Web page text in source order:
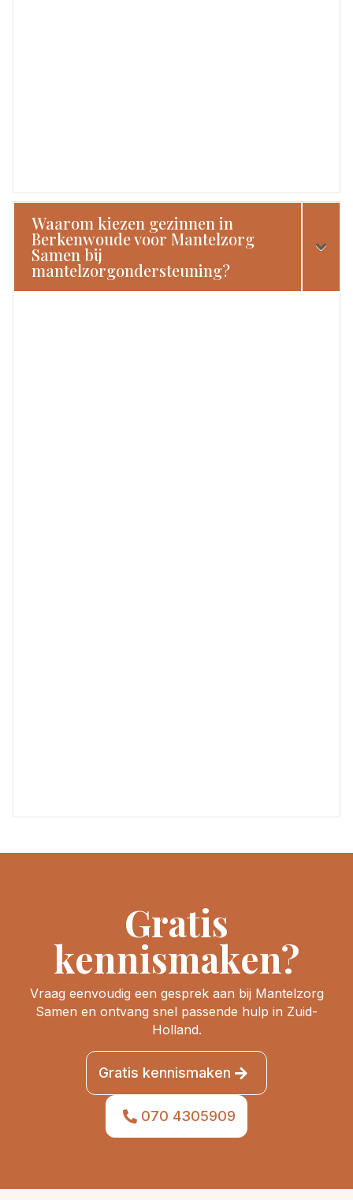
Waarom kiezen gezinnen in
Berkenwoude voor Mantelzorg
Samen bij
mantelzorgondersteuning?
Gratis
kennismaken?
Vraag eenvoudig een gesprek aan bij Mantelzorg
Samen en ontvang snel passende hulp in Zuid-
Holland.
Gratis kennismaken
070 4305909